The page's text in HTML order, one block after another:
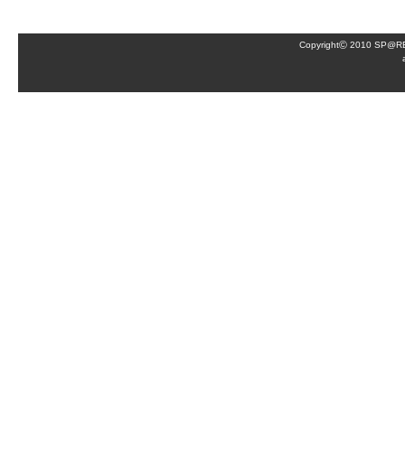
Copyright©2010